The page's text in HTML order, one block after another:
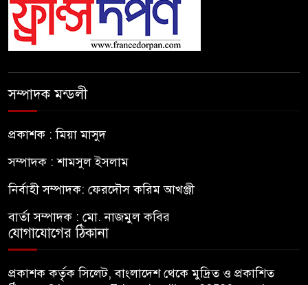
সম্পাদক মন্ডলী
প্রকাশক : মিয়া মাসুদ
সম্পাদক : শামসুল ইসলাম
নির্বাহী সম্পাদক: ফেরদৌস করিম আখঞ্জী
বার্তা সম্পাদক : মো. নাজমুল কবির
যোগাযোগের ঠিকানা
প্রকাশক কর্তৃক সিলেট, বাংলাদেশ থেকে মুদ্রিত ও প্রকাশিত